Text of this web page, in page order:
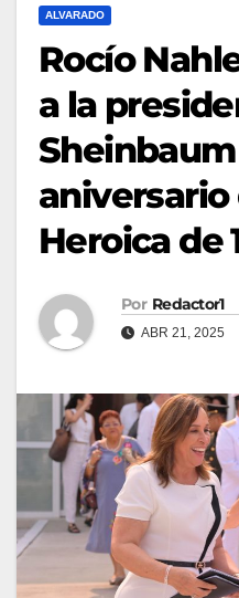
ALVARADO
Rocío
a la
Sheinbaum
aniversario
Heroica de
Por Redactor1
ABR 21, 2025